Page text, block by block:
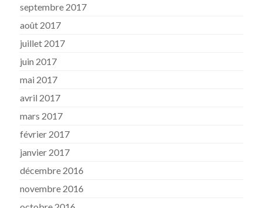
septembre 2017
août 2017
juillet 2017
juin 2017
mai 2017
avril 2017
mars 2017
février 2017
janvier 2017
décembre 2016
novembre 2016